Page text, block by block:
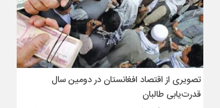
تصویری از اقتصاد افغانستان در دومین سال
قدرت‌یابی طالبان